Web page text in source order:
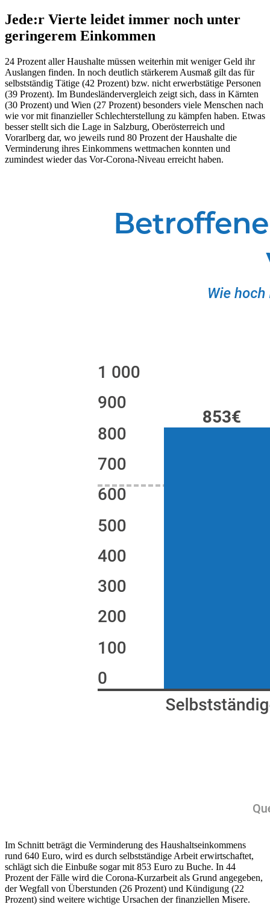
Jede:r Vierte leidet immer noch unter
geringerem Einkommen
24 Prozent aller Haushalte müssen weiterhin mit weniger Geld ihr
Auslangen finden. In noch deutlich stärkerem Ausmaß gilt das für
selbstständig Tätige (42 Prozent) bzw. nicht erwerbstätige Personen
(39 Prozent). Im Bundesländervergleich zeigt sich, dass in Kärnten
(30 Prozent) und Wien (27 Prozent) besonders viele Menschen nach
wie vor mit finanzieller Schlechterstellung zu kämpfen haben. Etwas
besser stellt sich die Lage in Salzburg, Oberösterreich und
Vorarlberg dar, wo jeweils rund 80 Prozent der Haushalte die
Verminderung ihres Einkommens wettmachen konnten und
zumindest wieder das Vor-Corona-Niveau erreicht haben.
Im Schnitt beträgt die Verminderung des Haushaltseinkommens
rund 640 Euro, wird es durch selbstständige Arbeit erwirtschaftet,
schlägt sich die Einbuße sogar mit 853 Euro zu Buche. In 44
Prozent der Fälle wird die Corona-Kurzarbeit als Grund angegeben,
der Wegfall von Überstunden (26 Prozent) und Kündigung (22
Prozent) sind weitere wichtige Ursachen der finanziellen Misere.